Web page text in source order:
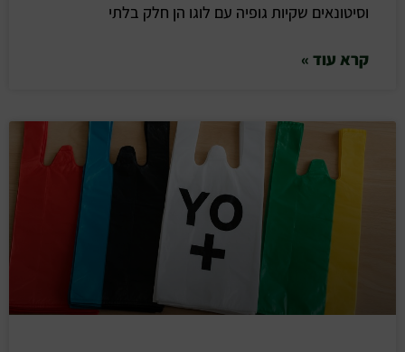
וסיטונאים שקיות גופיה עם לוגו הן חלק בלתי
קרא עוד »